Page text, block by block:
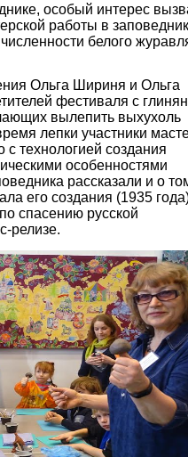
особый интерес
работы в
белого
Ольга Шириня и Ольга
фестиваля с
вылепить выхухоль
лепки участники
с технологией создания
особенностями
рассказали и о
его создания (1935
спасению русской
релизе.